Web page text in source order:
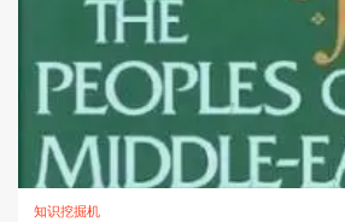
知识挖掘机